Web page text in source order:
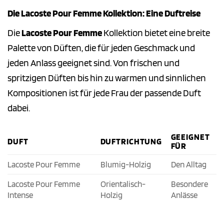
Die Lacoste Pour Femme Kollektion: Eine Duftreise
DieLacoste Pour FemmeKollektion bietet eine breite
Palette von Düften, die für jeden Geschmack und
jeden Anlass geeignet sind. Von frischen und
spritzigen Düften bis hin zu warmen und sinnlichen
Kompositionen ist für jede Frau der passende Duft
dabei.
DUFT DUFTRICHTUNG
GEEIGNET
FÜR
Lacoste Pour Femme
Blumig-Holzig
Den Alltag
Lacoste Pour Femme
Intense
Orientalisch-
Holzig
Besondere
Anlässe